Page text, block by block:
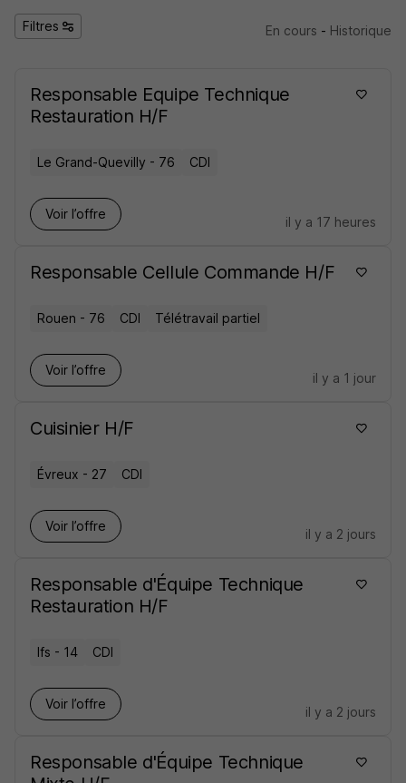
Filtres En cours - Historique
Responsable Equipe Technique
Restauration H/F
Le Grand-Quevilly - 76 CDI
Voir l’offre
il y a 17 heures
Responsable Cellule Commande H/F
Rouen - 76 CDI Télétravail partiel
Voir l’offre
il y a 1 jour
Cuisinier H/F
Évreux - 27 CDI
Voir l’offre
il y a 2 jours
Responsable d'Équipe Technique
Restauration H/F
Ifs - 14 CDI
Voir l’offre
il y a 2 jours
Responsable d'Équipe Technique